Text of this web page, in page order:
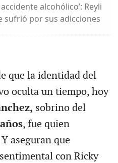
alcohólico’: Reyli
sufrió por sus adicciones
que la identidad del
oculta un tiempo, hoy
sobrino del
, fue quien
aseguran que
con Ricky